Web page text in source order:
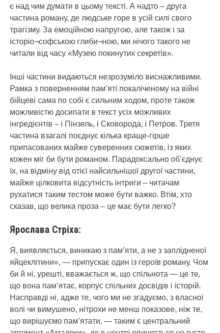
є над чим думати в цьому тексті. А надто – друга
частина роману, де людське горе в усій силі свого
трагізму. За емоційною напругою, але також і за
історіо¬софською глиби¬ною, ми нічого такого не
читали від часу «Музею покинутих секретів».
Інші частини видаються незрозуміло виснажливими.
Рамка з поверненням пам’яті покаліченому на війні
бійцеві сама по собі є сильним ходом, проте також
можливістю досипати в текст усіх можливих
інгредієнтів – і Пінзель, і Сковорода, і Петров. Третя
частина взагалі поєднує кілька краще-гірше
припасованих майже суверенних сюжетів, із яких
кожен міг би бути романом. Парадоксально об’єднує
їх, на відміну від отієї найсильнішої другої частини,
майже цілковита відсутність інтриги – читачам
рухатися таким тестом може бути важко. Втім, хто
сказав, що велика проза – це має бути легко?
Ярослава Стріха:
Я, виявляється, виникаю з пам’яти, а не з заплідненої
яйцеклітини», — припускає один із героїв роману. Чом
би й ні, урешті, вважається ж, що спільнота — це те,
що вона пам’ятає, корпус спільних досвідів і історій.
Насправді ні, адже те, чого ми не згадуємо, з власної
волі чи вимушено, нітрохи не менш показове, ніж те,
що вирішуємо пам’ятати, — таким є центральний